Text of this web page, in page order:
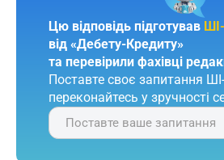
Цю відповідь підготував
від «Дебету-Кредиту»
та перевірили фахівці
Поставте своє запитання
переконайтесь у зручності
Поставте ваше запитання